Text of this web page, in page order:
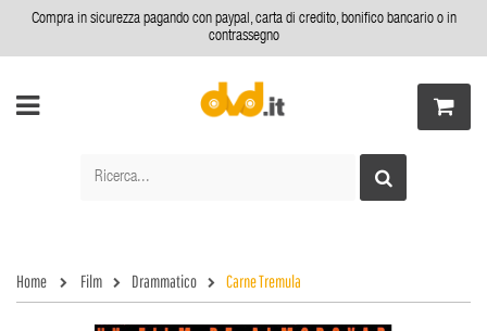
Compra in sicurezza pagando con paypal, carta di credito, bonifico bancario o in
contrassegno
Home Film Drammatico Carne Tremula